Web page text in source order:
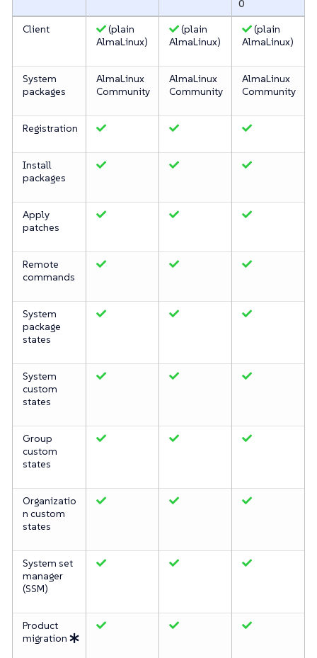
0
Client
(plain
AlmaLinux)
(plain
AlmaLinux)
(plain
AlmaLinux)
System
packages
AlmaLinux
Community
AlmaLinux
Community
AlmaLinux
Community
Registration
Install
packages
Apply
patches
Remote
commands
System
package
states
System
custom
states
Group
custom
states
Organizatio
n custom
states
System set
manager
(SSM)
Product
migration